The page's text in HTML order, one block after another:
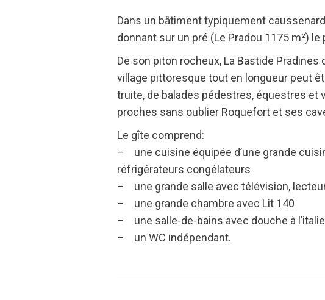
Dans un bâtiment typiquement
donnant sur un pré (Le Pradou 1175 m²)
De son piton rocheux, La Bastide
village pittoresque tout en longueur peut
truite, de balades pédestres, équestres et
proches sans oublier Roquefort et ses
Le gîte comprend:
– une cuisine équipée d’une grande
réfrigérateurs congélateurs
– une grande salle avec télévision,
– une grande chambre avec Lit 140
– une salle-de-bains avec douche à
– un WC indépendant.